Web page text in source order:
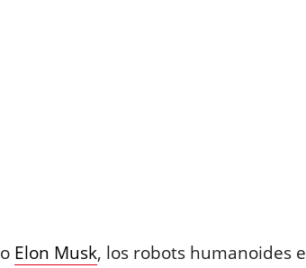
o Elon Musk, los robots humanoides e